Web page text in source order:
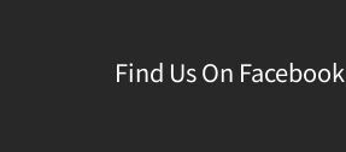
Find Us On Facebook